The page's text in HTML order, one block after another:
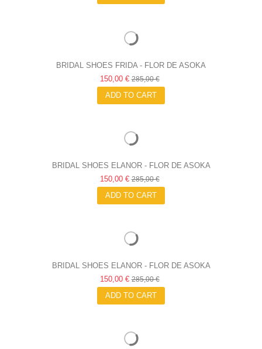
BRIDAL SHOES FRIDA - FLOR DE ASOKA
150,00 €285,00 €
ADD TO CART
BRIDAL SHOES ELANOR - FLOR DE ASOKA
150,00 €285,00 €
ADD TO CART
BRIDAL SHOES ELANOR - FLOR DE ASOKA
150,00 €285,00 €
ADD TO CART